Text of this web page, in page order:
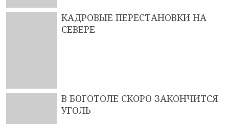
КАДРОВЫЕ ПЕРЕСТАНОВКИ НА
СЕВЕРЕ
В БОГОТОЛЕ СКОРО ЗАКОНЧИТСЯ
УГОЛЬ